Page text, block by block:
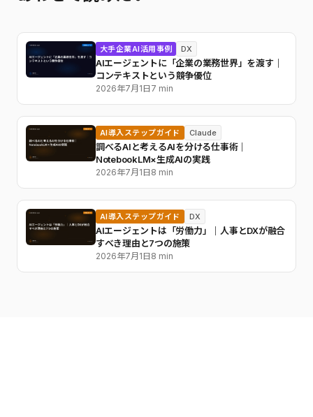
大手企業AI活用事例 DX
AIエージェントに「企業の業務世界」を渡す｜
コンテキストという競争優位
2026年7月1日7 min
AI導入ステップガイド Claude
調べるAIと考えるAIを分ける仕事術｜
NotebookLM×生成AIの実践
2026年7月1日8 min
AI導入ステップガイド DX
AIエージェントは「労働力」｜人事とDXが融合
すべき理由と7つの施策
2026年7月1日8 min